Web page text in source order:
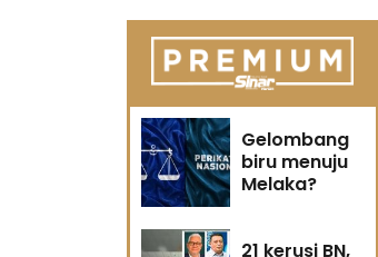
Gelombang
biru menuju
Melaka?
21 kerusi BN,